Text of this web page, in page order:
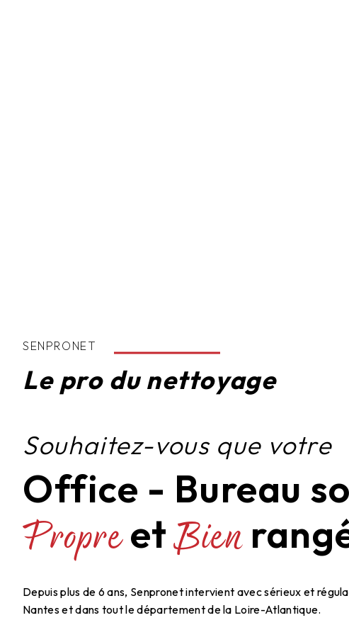
SENPRONET
Le pro du nettoyage
Souhaitez-vous que votre
Office - Bureau
PropreetBien
Depuis plus de 6 ans, Senpronet intervient avec sérieux et
Nantes et dans tout le département de la Loire-Atlantique.